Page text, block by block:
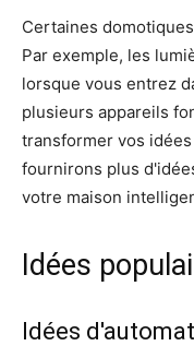
Certaines
Par exemple, les
lorsque vous entrez
plusieurs appareils
transformer vos
fournirons plus
votre maison
Idées
Idées